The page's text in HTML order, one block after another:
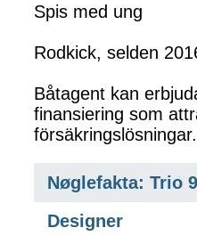
Spis med ung
Rodkick, selden
Båtagent kan
finansiering som
försäkringslösningar.
Nøglefakta: Trio
Designer